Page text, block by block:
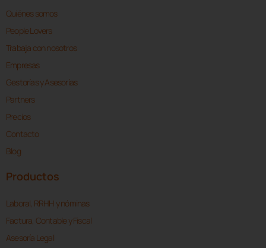
Quiénes somos
People Lovers
Trabaja con nosotros
Empresas
Gestorías y Asesorías
Partners
Precios
Contacto
Blog
Productos
Laboral, RRHH y nóminas
Factura, Contable y Fiscal
Asesoría Legal